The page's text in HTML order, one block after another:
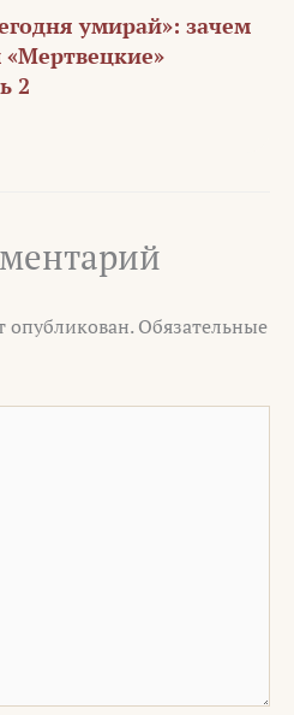
умирай»: зачем
2
опубликован. Обязательные